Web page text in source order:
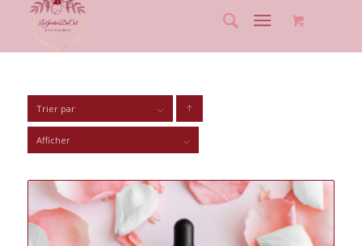
Trier par
les
produits
Afficher